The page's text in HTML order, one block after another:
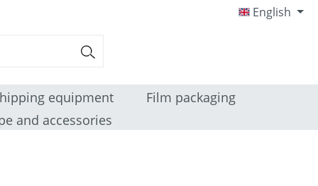
English
equipment
Film packaging
and accessories